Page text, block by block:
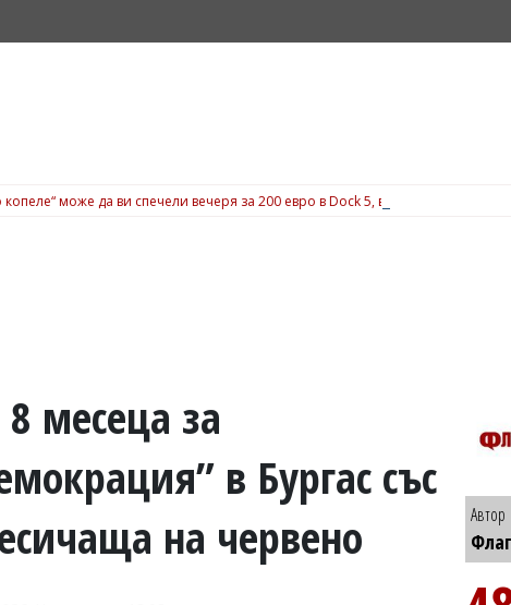
може да ви спечели вечеря за 200 евро в Dock 5, вижте подробности
месеца за
в Бургас със
на червено
Автор